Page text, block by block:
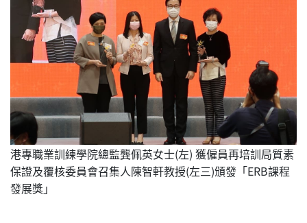
港專職業訓練學院總監龔佩英女士(左) 獲僱員再培訓局質素
保證及覆核委員會召集人陳智軒教授(左三)頒發「ERB課程
發展獎」